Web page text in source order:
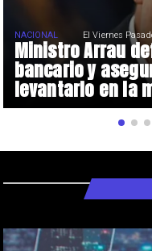
Ministro Arrau
bancario y
levantarlo en la
NACIONAL El Viernes